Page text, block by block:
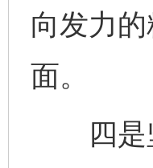
向发力
面。
四是坚